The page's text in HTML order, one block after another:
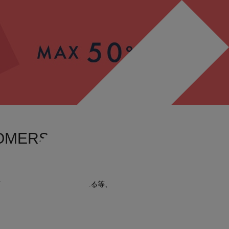
、住所の入力が保存される等、
です。
ざいます。